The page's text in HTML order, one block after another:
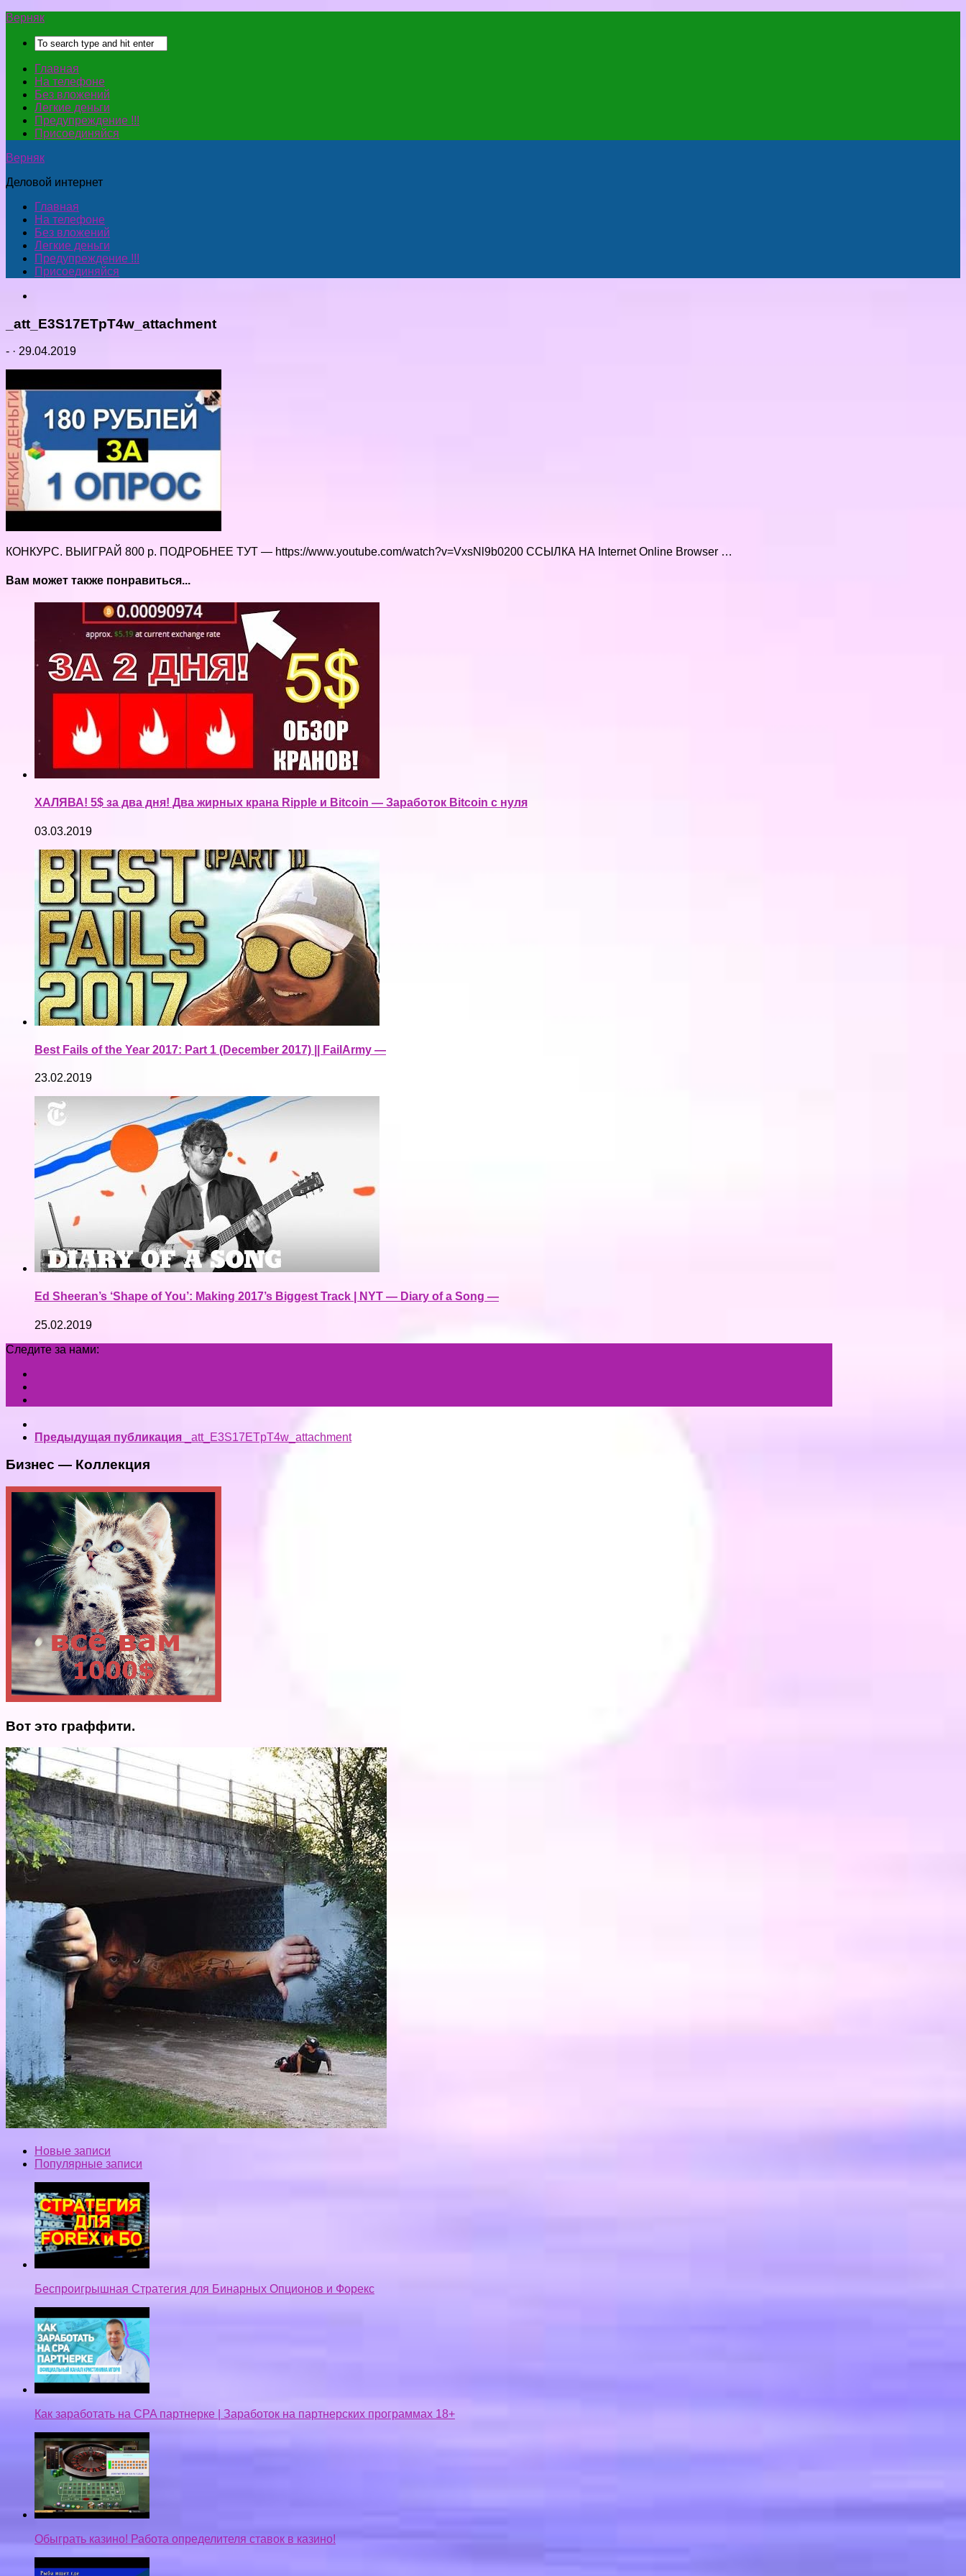
Верняк
Главная
На телефоне
Без вложений
Легкие деньги
Предупреждение !!!
Присоединяйся
Верняк
Деловой интернет
Главная
На телефоне
Без вложений
Легкие деньги
Предупреждение !!!
Присоединяйся
_att_E3S17ETpT4w_attachment
- · 29.04.2019
КОНКУРС. ВЫИГРАЙ 800 р. ПОДРОБНЕЕ ТУТ — https://www.youtube.com/watch?v=VxsNl9b0200 ССЫЛКА НА Internet Online Browser …
Вам может также понравиться...
ХАЛЯВА! 5$ за два дня! Два жирных крана Ripple и Bitcoin — Заработок Bitcoin с нуля
03.03.2019
Best Fails of the Year 2017: Part 1 (December 2017) || FailArmy —
23.02.2019
Ed Sheeran’s ‘Shape of You’: Making 2017’s Biggest Track | NYT — Diary of a Song —
25.02.2019
Следите за нами:
Предыдущая публикация _att_E3S17ETpT4w_attachment
Бизнес — Коллекция
Вот это граффити.
Новые записи
Популярные записи
Беспроигрышная Стратегия для Бинарных Опционов и Форекс
Как заработать на CPA партнерке | Заработок на партнерских программах 18+
Обыграть казино! Работа определителя ставок в казино!